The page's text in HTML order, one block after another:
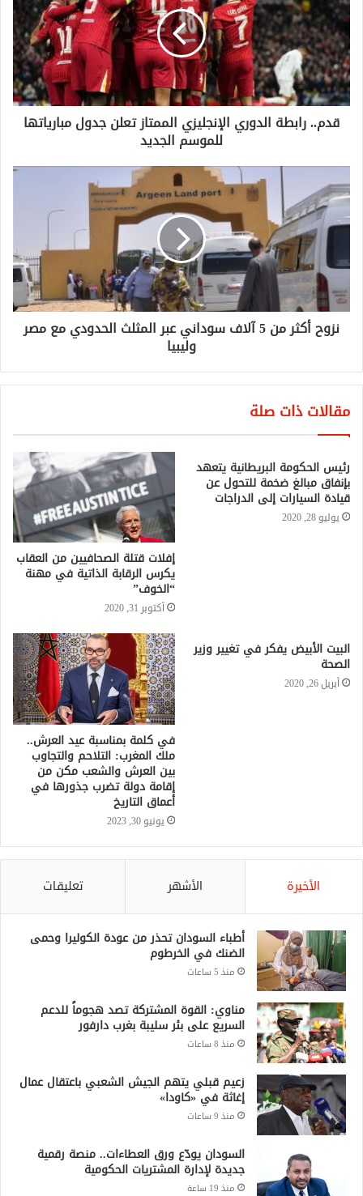
قدم.. رابطة الدوري الإنجليزي الممتاز تعلن جدول مبارياتها
للموسم الجديد
نزوح أكثر من 5 آلاف سوداني عبر المثلث الحدودي مع مصر
وليبيا
مقالات ذات صلة
رئيس الحكومة البريطانية يتعهد
بإنفاق مبالغ ضخمة للتحول عن
قيادة السيارات إلى الدراجات
يوليو 28, 2020
إفلات قتلة الصحافيين من العقاب
يكرس الرقابة الذاتية في مهنة
“الخوف”
أكتوبر 31, 2020
البيت الأبيض يفكر في تغيير وزير
الصحة
أبريل 26, 2020
في كلمة بمناسبة عيد العرش..
ملك المغرب: التلاحم والتجاوب
بين العرش والشعب مكن من
إقامة دولة تضرب جذورها في
أعماق التاريخ
يونيو 30, 2023
الأخيرة الأشهر تعليقات
أطباء السودان تحذر من عودة الكوليرا وحمى
الضنك في الخرطوم
منذ 5 ساعات
مناوي: القوة المشتركة تصد هجوماً للدعم
السريع على بئر سليبة بغرب دارفور
منذ 8 ساعات
زعيم قبلي يتهم الجيش الشعبي باعتقال عمال
إغاثة في «كاودا»
منذ 9 ساعات
السودان يودّع ورق العطاءات.. منصة رقمية
جديدة لإدارة المشتريات الحكومية
منذ 19 ساعة